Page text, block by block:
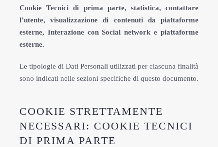
Cookie Tecnici di prima parte, statistica, contattare
l’utente, visualizzazione di contenuti da piattaforme
esterne, Interazione con Social network e piattaforme
esterne.
Le tipologie di Dati Personali utilizzati per ciascuna finalità
sono indicati nelle sezioni specifiche di questo documento.
COOKIE STRETTAMENTE
NECESSARI: COOKIE TECNICI
DI PRIMA PARTE